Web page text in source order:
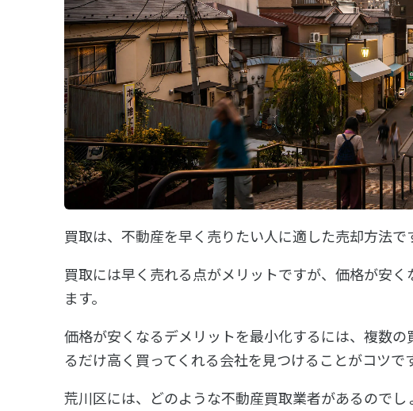
買取は、不動産を早く売りたい人に適した売却方法で
買取には早く売れる点がメリットですが、価格が安
ます。
価格が安くなるデメリットを最小化するには、複数
るだけ高く買ってくれる会社を見つけることがコツで
荒川区には、どのような不動産買取業者があるのでし